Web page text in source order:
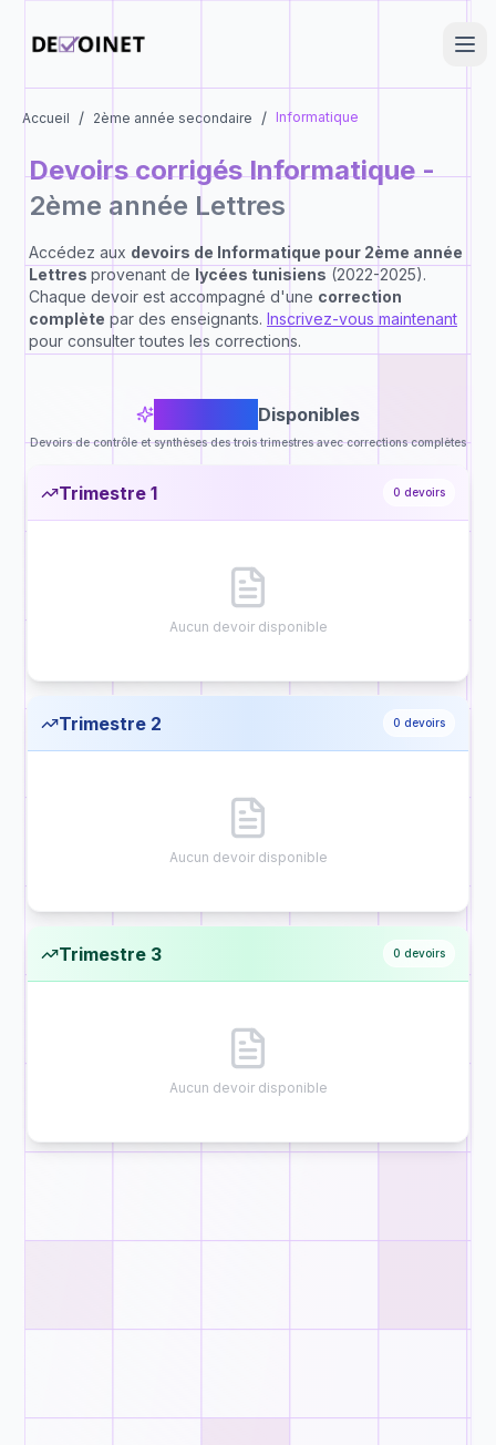
Accueil / 2ème année secondaire / Informatique
Devoirs corrigésInformatique-
2ème année Lettres
Accédez aux devoirs de Informatique pour 2ème année
Lettres provenant de lycées tunisiens (2022-2025).
Chaque devoir est accompagné d'une correction
complète par des enseignants. Inscrivez-vous maintenant
pour consulter toutes les corrections.
Disponibles
Devoirs de contrôle et synthèses des trois trimestres avec corrections complètes
Trimestre 1 0 devoirs
Aucun devoir disponible
Trimestre 2 0 devoirs
Aucun devoir disponible
Trimestre 3 0 devoirs
Aucun devoir disponible